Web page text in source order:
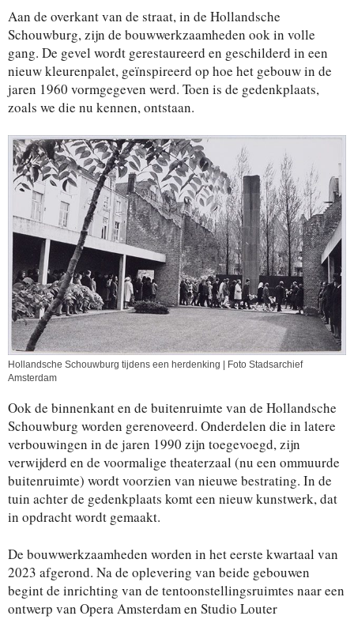
Aan de overkant van de straat, in de Hollandsche
Schouwburg, zijn de bouwwerkzaamheden ook in volle
gang. De gevel wordt gerestaureerd en geschilderd in een
nieuw kleurenpalet, geïnspireerd op hoe het gebouw in de
jaren 1960 vormgegeven werd. Toen is de gedenkplaats,
zoals we die nu kennen, ontstaan.
Hollandsche Schouwburg tijdens een herdenking | Foto Stadsarchief
Amsterdam
Ook de binnenkant en de buitenruimte van de Hollandsche
Schouwburg worden gerenoveerd. Onderdelen die in latere
verbouwingen in de jaren 1990 zijn toegevoegd, zijn
verwijderd en de voormalige theaterzaal (nu een ommuurde
buitenruimte) wordt voorzien van nieuwe bestrating. In de
tuin achter de gedenkplaats komt een nieuw kunstwerk, dat
in opdracht wordt gemaakt.
De bouwwerkzaamheden worden in het eerste kwartaal van
2023 afgerond. Na de oplevering van beide gebouwen
begint de inrichting van de tentoonstellingsruimtes naar een
ontwerp van Opera Amsterdam en Studio Louter